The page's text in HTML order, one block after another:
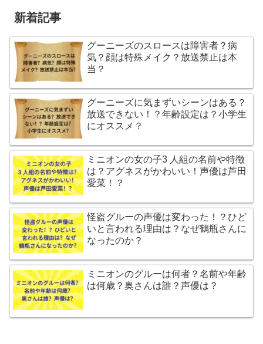
新着記事
グーニーズのスロースは障害者？病
気？顔は特殊メイク？放送禁止は本
当？
グーニーズに気まずいシーンはある？
放送できない！？年齢設定は？小学生
にオススメ？
ミニオンの女の子3 人組の名前や特徴
は？アグネスがかわいい！声優は芦田
愛菜！？
怪盗グルーの声優は変わった！？ひど
いと言われる理由は？なぜ鶴瓶さんに
なったのか？
ミニオンのグルーは何者？名前や年齢
は何歳？奥さんは誰？声優は？